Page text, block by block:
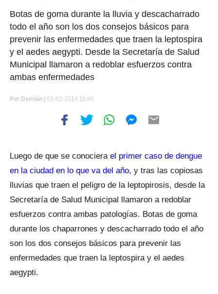
Botas de goma durante la lluvia y descacharrado
todo el año son los dos consejos básicos para
prevenir las enfermedades que traen la leptospira
y el aedes aegypti. Desde la Secretaría de Salud
Municipal llamaron a redoblar esfuerzos contra
ambas enfermedades
Por Damián | 03-02-2014 11:46
Luego de que se conociera el primer caso de dengue
en la ciudad en lo que va del año, y tras las copiosas
lluvias que traen el peligro de la leptopirosis, desde la
Secretaría de Salud Municipal llamaron a redoblar
esfuerzos contra ambas patologías. Botas de goma
durante los chaparrones y descacharrado todo el año
son los dos consejos básicos para prevenir las
enfermedades que traen la leptospira y el aedes
aegypti.